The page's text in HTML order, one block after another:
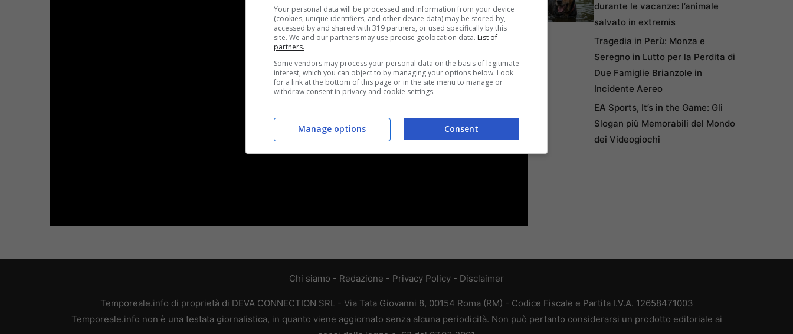
durante le vacanze: l’animale
salvato in extremis
Tragedia in Perù: Monza e
Seregno in Lutto per la Perdita di
Due Famiglie Brianzole in
Incidente Aereo
EA Sports, It’s in the Game: Gli
Slogan più Memorabili del Mondo
dei Videogiochi
Chi siamo - Redazione - Privacy Policy - Disclaimer
Temporeale.info di proprietà di DEVA CONNECTION SRL - Via Tata Giovanni 8, 00154 Roma (RM) - Codice Fiscale e Partita I.V.A. 12658471003
Temporeale.info non è una testata giornalistica, in quanto viene aggiornato senza alcuna periodicità. Non può pertanto considerarsi un prodotto editoriale ai
Your personal data will be processed and information from your device
(cookies, unique identifiers, and other device data) may be stored by,
accessed by and shared with 319 partners, or used specifically by this
site. We and our partners may use precise geolocation data. List of
partners.
Some vendors may process your personal data on the basis of legitimate
interest, which you can object to by managing your options below. Look
for a link at the bottom of this page or in the site menu to manage or
withdraw consent in privacy and cookie settings.
Consent
Manage options